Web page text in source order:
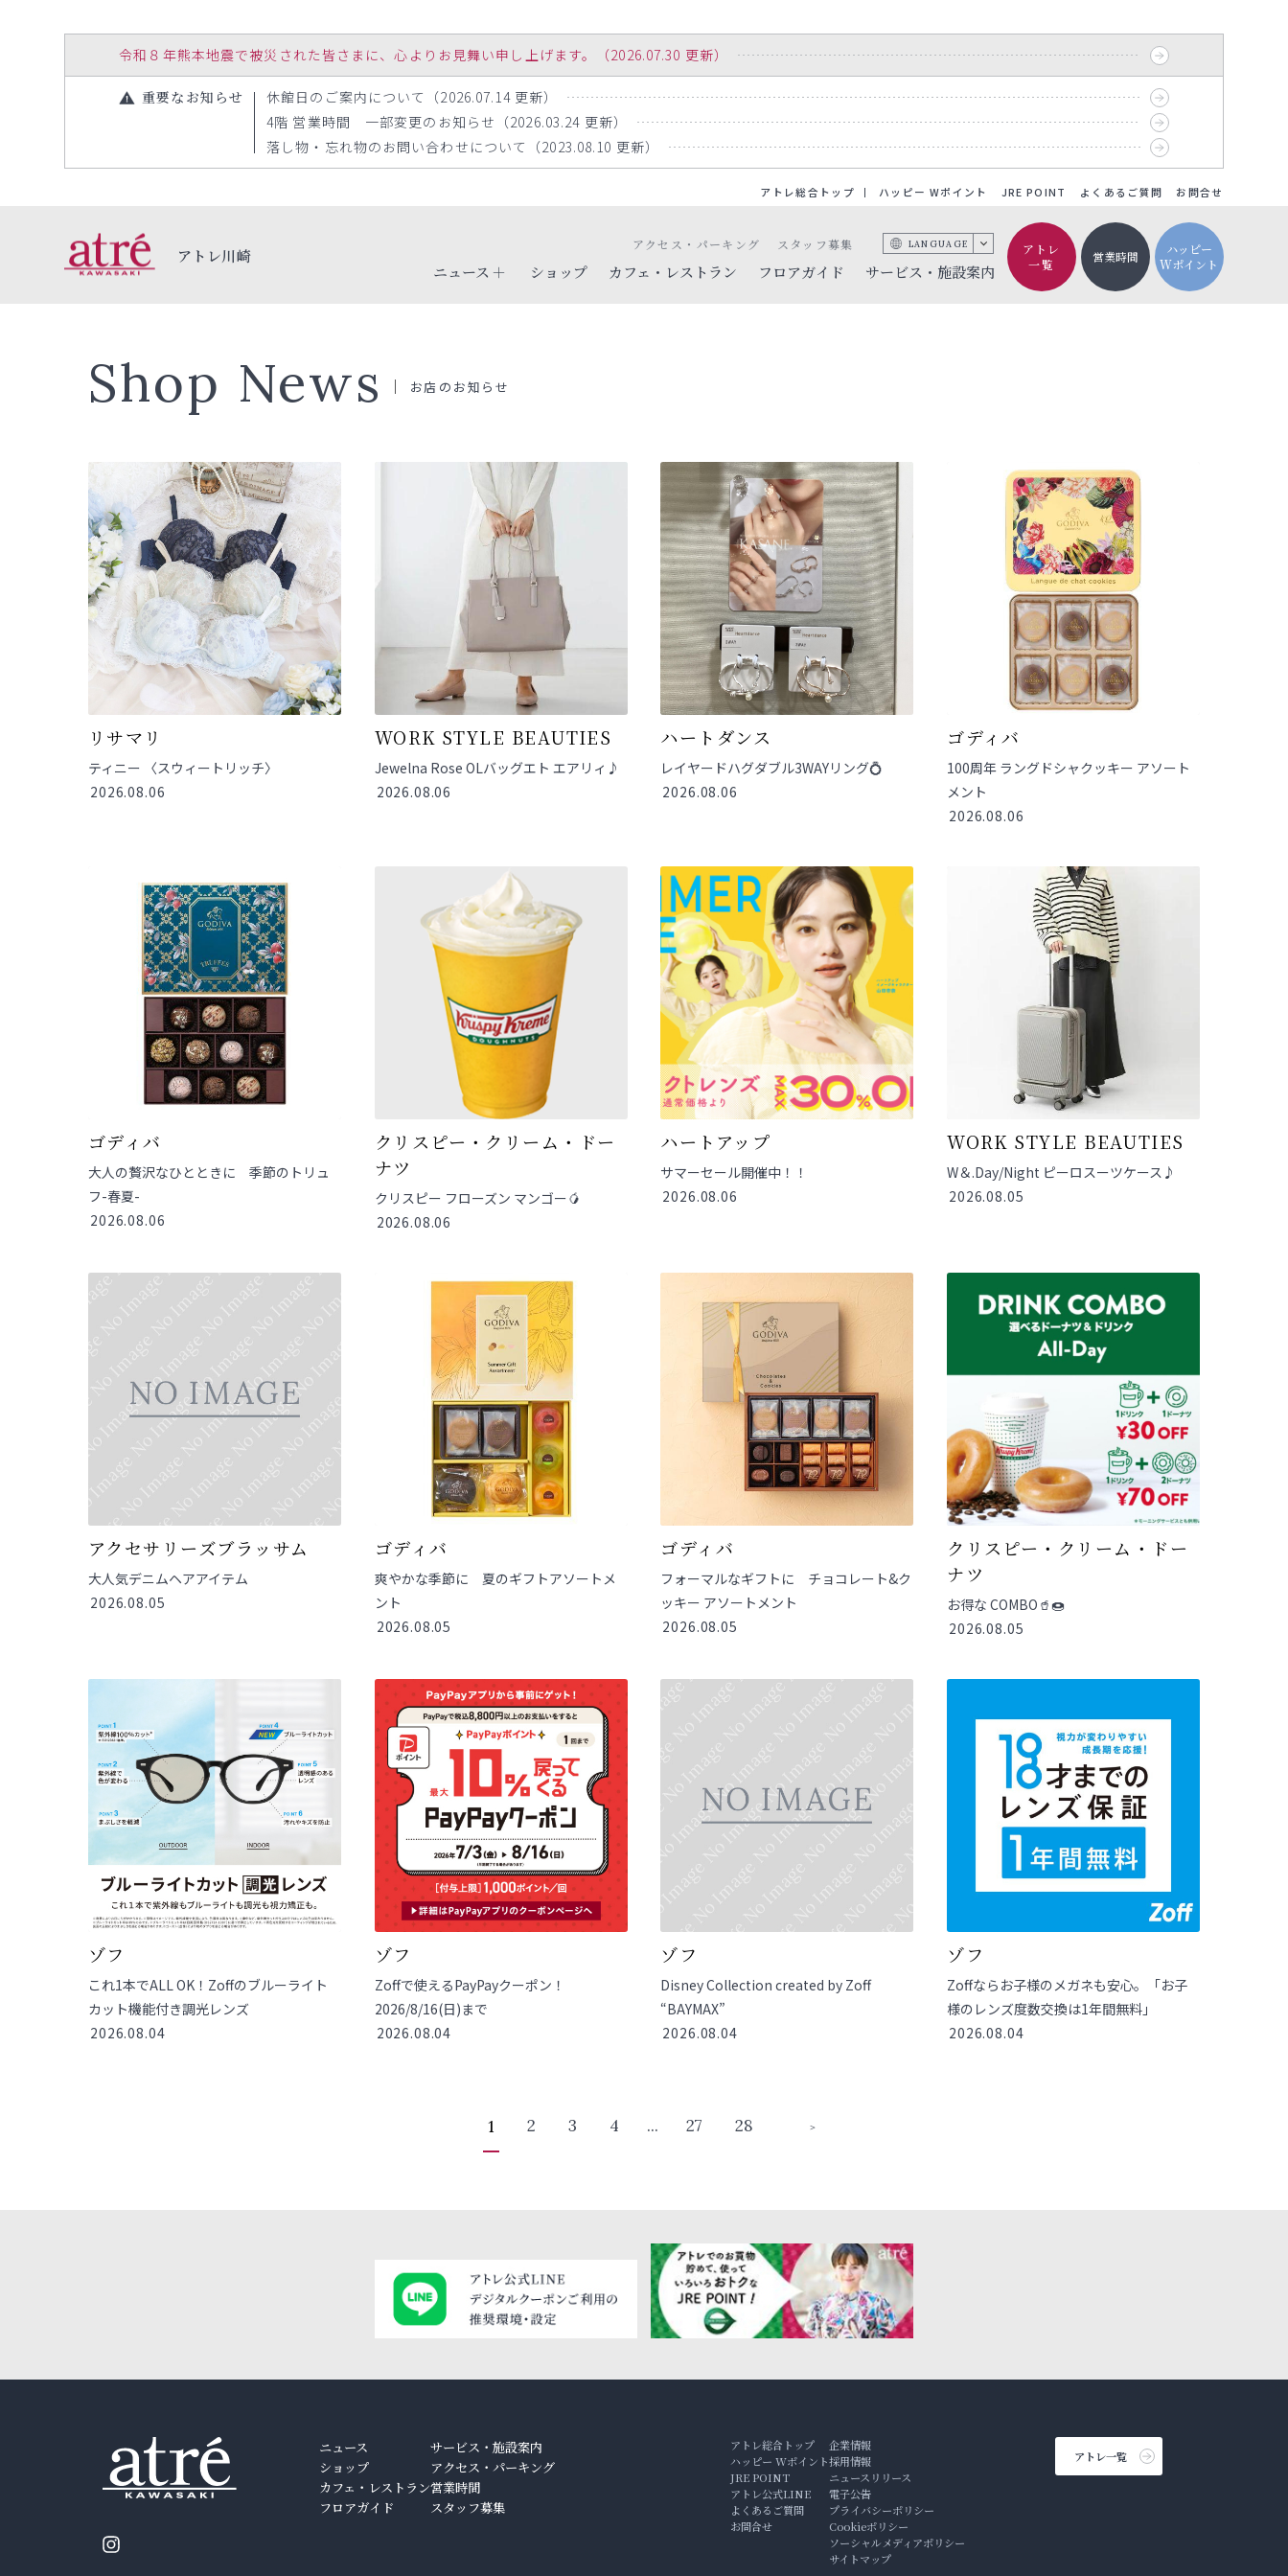
令和８年熊本地震で被災された皆さまに、心よりお見舞い申し上げます。（2026.07.30 更新）
重要なお知らせ
休館日のご案内について（2026.07.14 更新）
4階 営業時間 一部変更のお知らせ（2026.03.24 更新）
落し物・忘れ物のお問い合わせについて（2023.08.10 更新）
アトレ総合トップ ハッピー Wポイント JRE POINT よくあるご質問 お問合せ
アトレ川崎
ニュース
ショップ カフェ・レストラン フロアガイド サービス・施設案内
アクセス・パーキング スタッフ募集 LANGUAGE
アトレ
一覧
営業時間
ハッピー
Wポイント
Shop News お店のお知らせ
リサマリ
ティニー 〈スウィートリッチ〉
2026.08.06
WORK STYLE BEAUTIES
Jewelna Rose OLバッグエト エアリィ♪
2026.08.06
ハートダンス
レイヤードハグダブル3WAYリング💍
2026.08.06
ゴディバ
100周年 ラングドシャクッキー アソート
メント
2026.08.06
ゴディバ
大人の贅沢なひとときに 季節のトリュ
フ-春夏-
2026.08.06
クリスピー・クリーム・ドー
ナツ
クリスピー フローズン マンゴー🥭
2026.08.06
ハートアップ
サマーセール開催中！！
2026.08.06
WORK STYLE BEAUTIES
W＆.Day/Night ピーロスーツケース♪
2026.08.05
アクセサリーズブラッサム
大人気デニムヘアアイテム
2026.08.05
ゴディバ
爽やかな季節に 夏のギフトアソートメ
ント
2026.08.05
ゴディバ
フォーマルなギフトに チョコレート&ク
ッキー アソートメント
2026.08.05
クリスピー・クリーム・ドー
ナツ
お得な COMBO🥤🍩
2026.08.05
ゾフ
これ1本でALL OK！Zoffのブルーライト
カット機能付き調光レンズ
2026.08.04
ゾフ
Zoffで使えるPayPayクーポン！
2026/8/16(日)まで
2026.08.04
ゾフ
Disney Collection created by Zoff
“BAYMAX”
2026.08.04
ゾフ
Zoffならお子様のメガネも安心。「お子
様のレンズ度数交換は1年間無料」
2026.08.04
1 2 3 4 ... 27 28 ＞
ニュース
ショップ
カフェ・レストラン
フロアガイド
サービス・施設案内
アクセス・パーキング
営業時間
スタッフ募集
アトレ総合トップ
ハッピー Wポイント
JRE POINT
アトレ公式LINE
よくあるご質問
お問合せ
企業情報
採用情報
ニュースリリース
電子公告
プライバシーポリシー
Cookieポリシー
ソーシャルメディアポリシー
サイトマップ
アトレ一覧